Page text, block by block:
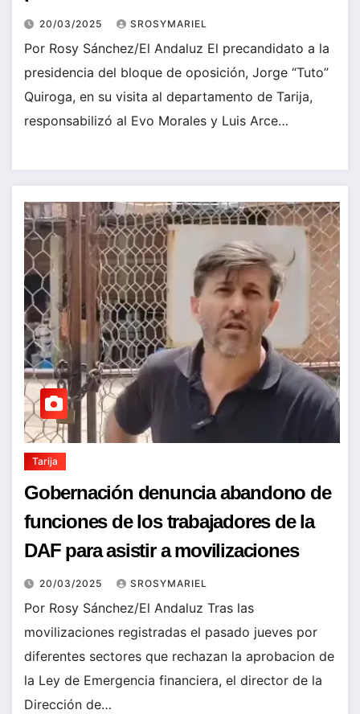
20/03/2025 SROSYMARIEL
Por Rosy Sánchez/El Andaluz El precandidato a la
presidencia del bloque de oposición, Jorge “Tuto”
Quiroga, en su visita al departamento de Tarija,
responsabilizó al Evo Morales y Luis Arce…
Tarija
Gobernación denuncia abandono de
funciones de los trabajadores de la
DAF para asistir a movilizaciones
20/03/2025 SROSYMARIEL
Por Rosy Sánchez/El Andaluz Tras las
movilizaciones registradas el pasado jueves por
diferentes sectores que rechazan la aprobacion de
la Ley de Emergencia financiera, el director de la
Dirección de…